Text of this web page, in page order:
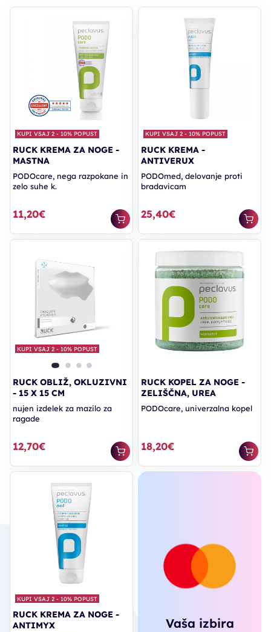
KUPI VSAJ 2 - 10% POPUST
RUCK KREMA ZA NOGE -
MASTNA
PODOcare, nega razpokane in
zelo suhe k.
11,20€
KUPI VSAJ 2 - 10% POPUST
RUCK KREMA -
ANTIVERUX
PODOmed, delovanje proti
bradavicam
25,40€
KUPI VSAJ 2 - 10% POPUST
RUCK OBLIŽ, OKLUZIVNI
- 15 X 15 CM
nujen izdelek za mazilo za
ragade
12,70€
RUCK KOPEL ZA NOGE -
ZELIŠČNA, UREA
PODOcare, univerzalna kopel
18,20€
KUPI VSAJ 2 - 10% POPUST
RUCK KREMA ZA NOGE -
ANTIMYX
Vaša izbira